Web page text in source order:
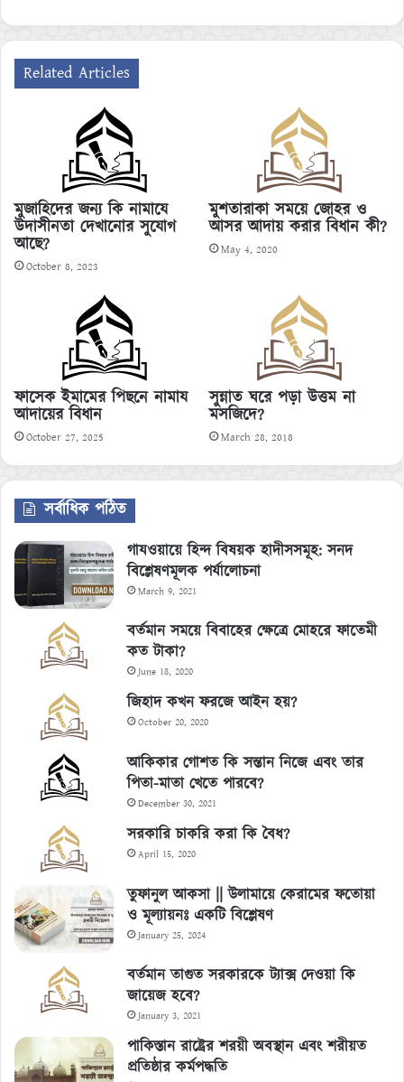
Related Articles
মুজাহিদের জন্য কি নামাযে
উদাসীনতা দেখানোর সুযোগ
আছে?
October 8, 2023
মুশতারাকা সময়ে জোহর ও
আসর আদায় করার বিধান কী?
May 4, 2020
ফাসেক ইমামের পিছনে নামায
আদায়ের বিধান
October 27, 2025
সুন্নাত ঘরে পড়া উত্তম না
মসজিদে?
March 28, 2018
সর্বাধিক পঠিত
গাযওয়ায়ে হিন্দ বিষয়ক হাদীসসমূহ: সনদ
বিশ্লেষণমূলক পর্যালোচনা
March 9, 2021
বর্তমান সময়ে বিবাহের ক্ষেত্রে মোহরে ফাতেমী
কত টাকা?
June 18, 2020
জিহাদ কখন ফরজে আইন হয়?
October 20, 2020
আকিকার গোশত কি সন্তান নিজে এবং তার
পিতা-মাতা খেতে পারবে?
December 30, 2021
সরকারি চাকরি করা কি বৈধ?
April 15, 2020
তুফানুল আকসা || উলামায়ে কেরামের ফতোয়া
ও মূল্যায়নঃ একটি বিশ্লেষণ
January 25, 2024
বর্তমান তাগুত সরকারকে ট্যাক্স দেওয়া কি
জায়েজ হবে?
January 3, 2021
পাকিস্তান রাষ্ট্রের শরয়ী অবস্থান এবং শরীয়ত
প্রতিষ্ঠার কর্মপদ্ধতি